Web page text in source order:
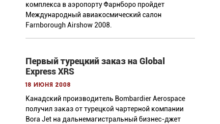
комплекса в аэропорту Фарнборо пройдет
Международный авиакосмический салон
Farnborough Airshow 2008.
Первый турецкий заказ на Global
Express XRS
18 июня 2008
Канадский производитель Bombardier Aerospace
получил заказ от турецкой чартерной компании
Bora Jet на дальнемагистральный бизнес-джет